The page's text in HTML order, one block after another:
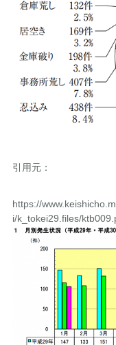
引用元：
https://
i/k_tokei29.files/